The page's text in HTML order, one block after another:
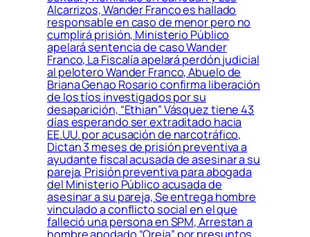
Alcarrizos, Wander Franco es hallado
responsable en caso de menor pero no
cumplirá prisión, Ministerio Público
apelará sentencia de caso Wander
Franco, La Fiscalía apelará perdón judicial
al pelotero Wander Franco, Abuelo de
Briana Genao Rosario confirma liberación
de los tíos investigados por su
desaparición, “Ethian” Vásquez tiene 43
días esperando ser extraditado hacia
EE.UU. por acusación de narcotráfico,
Dictan 3 meses de prisión preventiva a
ayudante fiscal acusada de asesinar a su
pareja, Prisión preventiva para abogada
del Ministerio Público acusada de
asesinar a su pareja, Se entrega hombre
vinculado a conflicto social en el que
falleció una persona en SPM, Arrestan a